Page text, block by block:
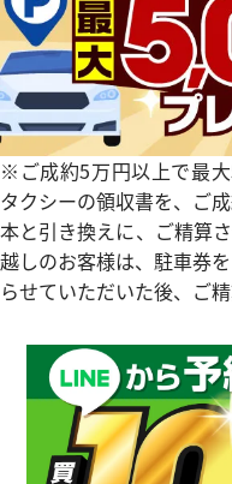
ロイヤルオーク オフシ
ンス
格
日時点の参考買取価格
※ご成約5万円以上で最
タクシーの領収書を、ご
本と引き換えに、ご精算
越しのお客様は、駐車券
らせていただいた後、ご